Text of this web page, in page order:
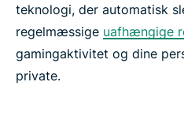
teknologi, der automatisk
regelmæssige uafhængige
gamingaktivitet og dine
private.